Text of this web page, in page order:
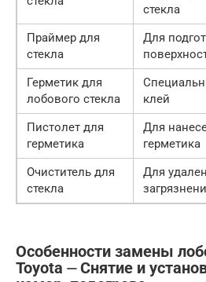
стекла
Праймер для
стекла
Для
Герметик для
лобового стекла
клей
Пистолет для
герметика
Для
герметика
Очиститель для
стекла
Для
Особенности замены
Toyota ⏤ Снятие и